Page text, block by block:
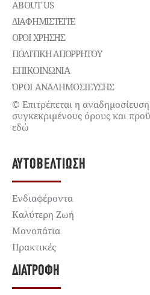
ABOUT US
ΔΙΑΦΗΜΙΣΤΕΊΤΕ
ΌΡΟΙ ΧΡΉΣΗΣ
ΠΟΛΙΤΙΚΉ ΑΠΟΡΡΉΤΟΥ
ΕΠΙΚΟΙΝΩΝΊΑ
ΌΡΟΙ ΑΝΑΔΗΜΟΣΙΕΥΣΗΣ
© Επιτρέπεται η
συγκεκριμένους όρους και
εδώ
ΑΥΤΟΒΕΛΤΊΩΣΗ
Ενδιαφέροντα
Καλύτερη Ζωή
Μονοπάτια
Πρακτικές
ΔΙΑΤΡΟΦΉ